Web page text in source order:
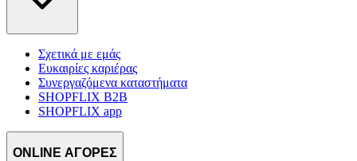
Σχετικά με εμάς
Ευκαιρίες καριέρας
Συνεργαζόμενα καταστήματα
SHOPFLIX B2B
SHOPFLIX app
ONLINE ΑΓΟΡΕΣ